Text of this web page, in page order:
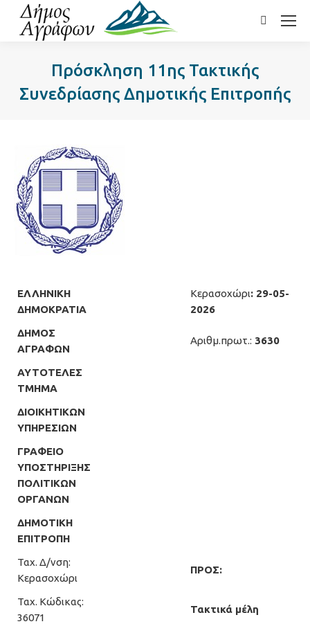
Search:
Πρόσκληση 11ης Τακτικής
Συνεδρίασης Δημοτικής Επιτροπής
ΕΛΛΗΝΙΚΗ
ΔΗΜΟΚΡΑΤΙΑ
Κερασοχώρι: 29-05-
2026
ΔΗΜΟΣ
ΑΓΡΑΦΩΝ
Αριθμ.πρωτ.: 3630
ΑΥΤΟΤΕΛΕΣ
ΤΜΗΜΑ
ΔΙΟΙΚΗΤΙΚΩΝ
ΥΠΗΡΕΣΙΩΝ
ΓΡΑΦΕΙΟ
ΥΠΟΣΤΗΡΙΞΗΣ
ΠΟΛΙΤΙΚΩΝ
ΟΡΓΑΝΩΝ
ΔΗΜΟΤΙΚΗ
ΕΠΙΤΡΟΠΗ
Ταχ. Δ/νση:
Κερασοχώρι
ΠΡΟΣ:
Ταχ. Κώδικας:
36071
Τακτικά μέλη